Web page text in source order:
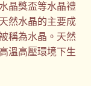
晶獎盃等水晶禮
然水晶的主要成
稱為水晶。天然
溫高壓環境下生